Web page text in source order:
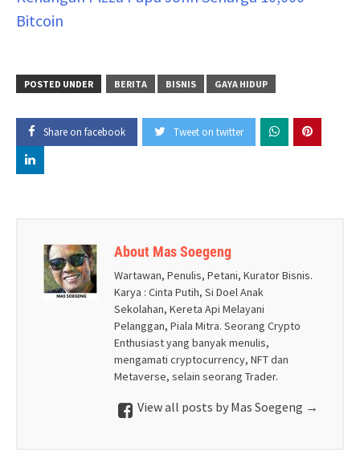
Bitcoin
POSTED UNDER BERITA BISNIS GAYA HIDUP
Share on facebook Tweet on twitter
About Mas Soegeng
Wartawan, Penulis, Petani, Kurator Bisnis.
Karya : Cinta Putih, Si Doel Anak
Sekolahan, Kereta Api Melayani
Pelanggan, Piala Mitra. Seorang Crypto
Enthusiast yang banyak menulis,
mengamati cryptocurrency, NFT dan
Metaverse, selain seorang Trader.
View all posts by Mas Soegeng →